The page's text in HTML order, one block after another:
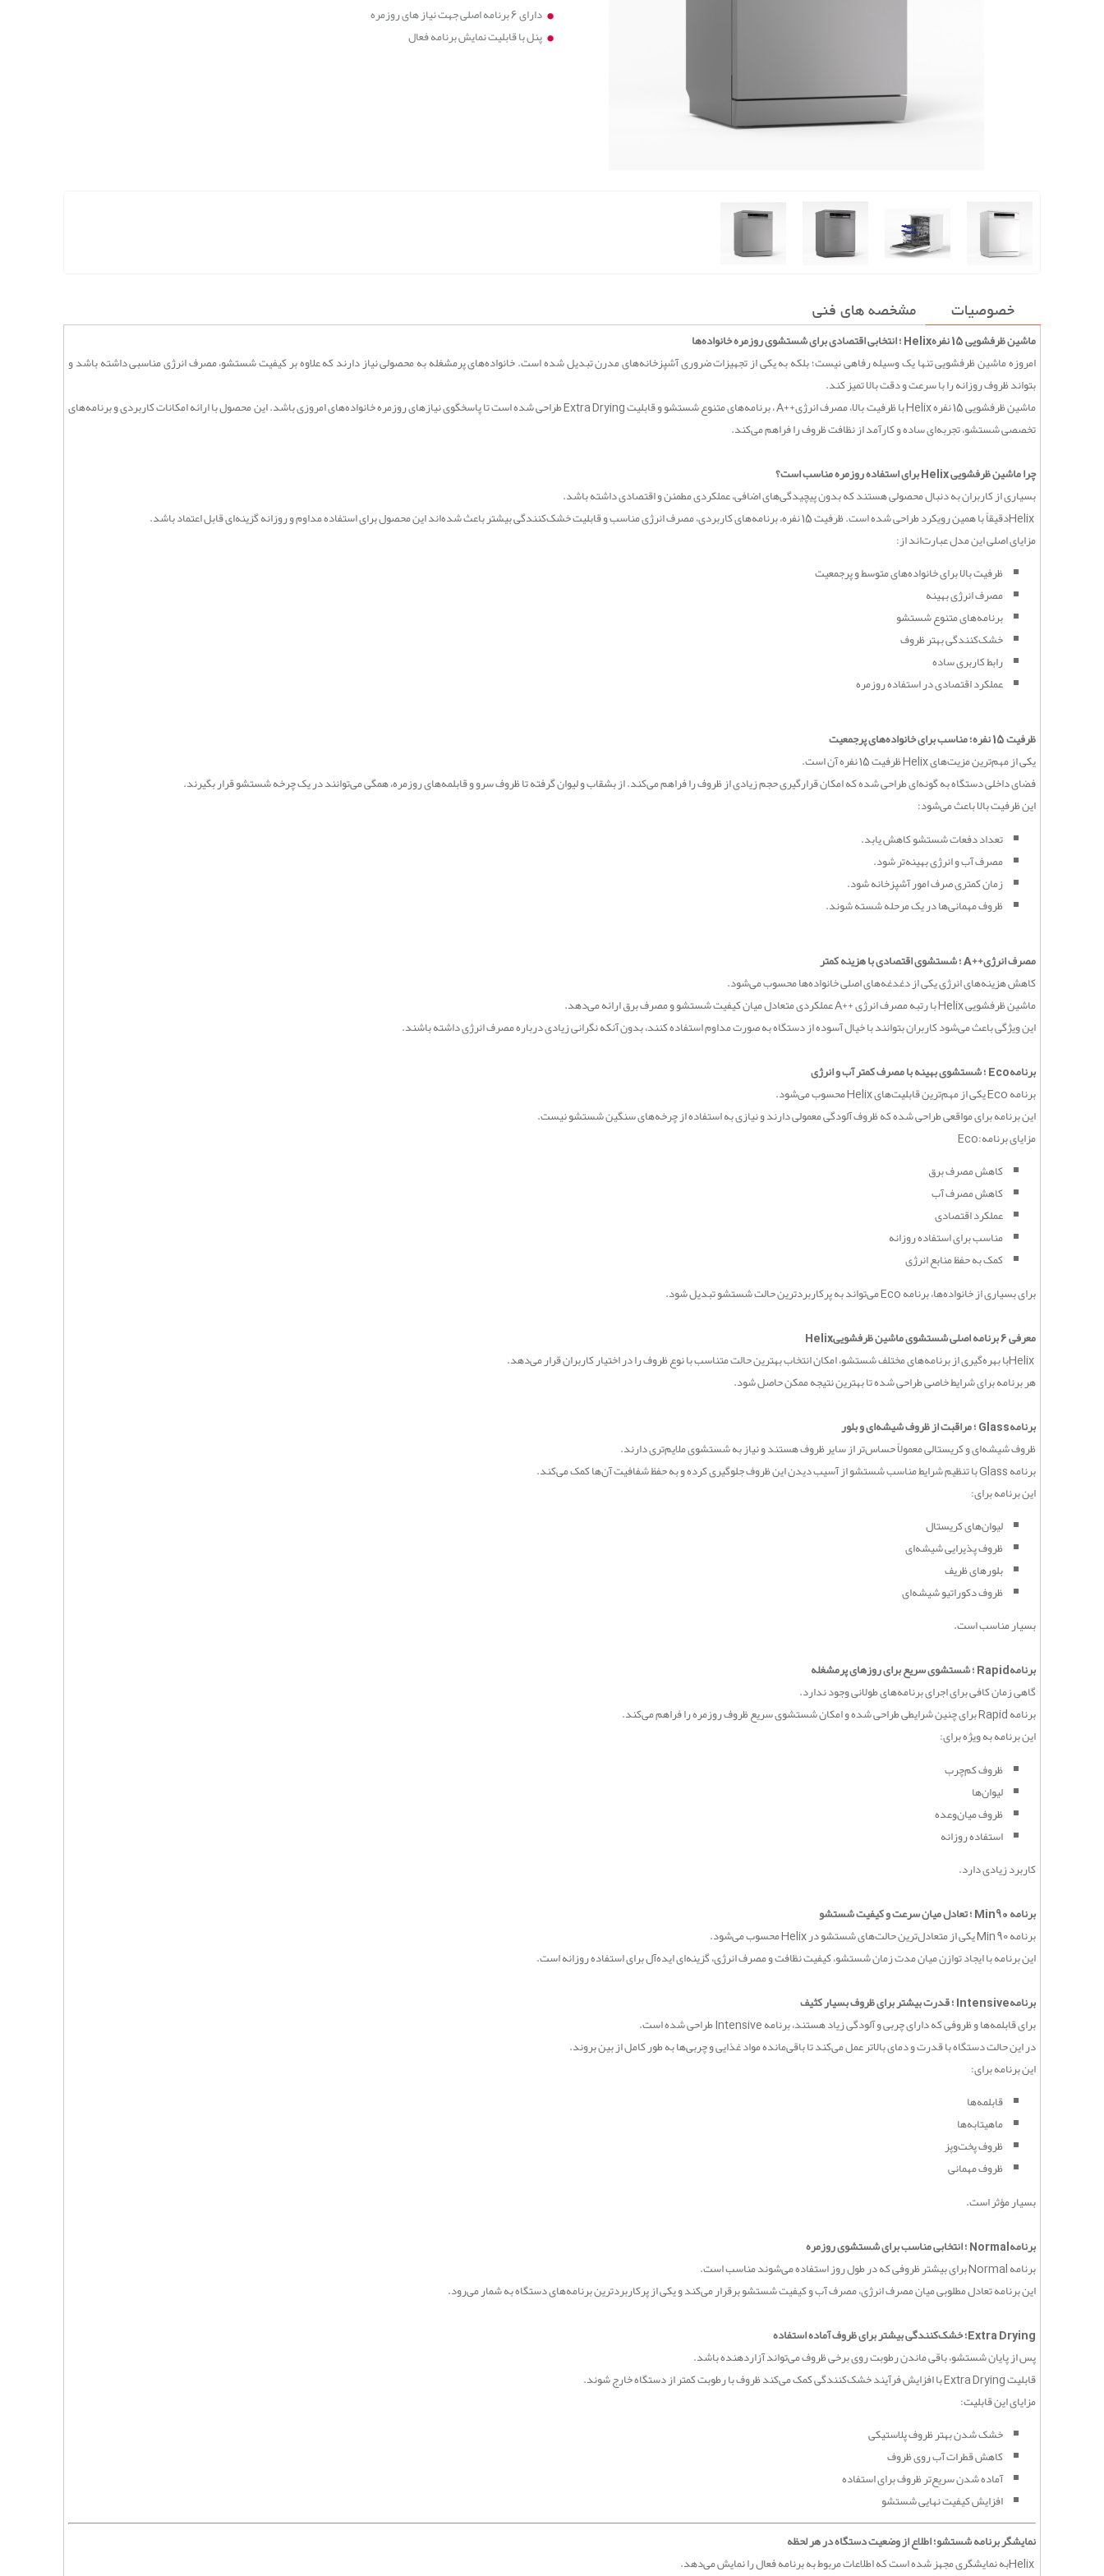
دارای 6 برنامه اصلی جهت نیاز های روزمره
پنل با قابلیت نمایش برنامه فعال
خصوصیات مشخصه های فنی
ماشین ظرفشویی 15 نفره Helix؛ انتخابی اقتصادی برای شستشوی روزمره خانواده‌ها
امروزه ماشین ظرفشویی تنها یک وسیله رفاهی نیست؛ بلکه به یکی از تجهیزات ضروری آشپزخانه‌های مدرن تبدیل شده است. خانواده‌های پرمشغله به محصولی نیاز دارند که علاوه بر کیفیت شستشو، مصرف انرژی مناسبی داشته باشد و
بتواند ظروف روزانه را با سرعت و دقت بالا تمیز کند.
ماشین ظرفشویی 15 نفره
Helixبا ظرفیت بالا، مصرف انرژیA++، برنامه‌های متنوع شستشو و قابلیتExtra Dryingطراحی شده است تا پاسخگوی نیازهای روزمره خانواده‌های امروزی باشد. این محصول با ارائه امکانات کاربردی و برنامه‌های
تخصصی شستشو، تجربه‌ای ساده و کارآمد از نظافت ظروف را فراهم می‌کند.
چرا ماشین ظرفشوییHelixبرای استفاده روزمره مناسب است؟
بسیاری از کاربران به دنبال محصولی هستند که بدون پیچیدگی‌های اضافی، عملکردی مطمئن و اقتصادی داشته باشد.
Helixدقیقاً با همین رویکرد طراحی شده است. ظرفیت 15 نفره، برنامه‌های کاربردی، مصرف انرژی مناسب و قابلیت خشک‌کنندگی بیشتر باعث شده‌اند این محصول برای استفاده مداوم و روزانه گزینه‌ای قابل اعتماد باشد
.
مزایای اصلی این مدل عبارت‌اند از:
ظرفیت بالا برای خانواده‌های متوسط و پرجمعیت
مصرف انرژی بهینه
برنامه‌های متنوع شستشو
خشک‌کنندگی بهتر ظروف
رابط کاربری ساده
عملکرد اقتصادی در استفاده روزمره
ظرفیت 15 نفره؛ مناسب برای خانواده‌های پرجمعیت
یکی از مهم‌ترین مزیت‌هایHelixظرفیت 15 نفره آن است
.
فضای داخلی دستگاه به گونه‌ای طراحی شده که امکان قرارگیری حجم زیادی از ظروف را فراهم می‌کند. از بشقاب و لیوان گرفته تا ظروف سرو و قابلمه‌های روزمره، همگی می‌توانند در یک چرخه شستشو قرار بگیرند.
این ظرفیت بالا باعث می‌شود:
تعداد دفعات شستشو کاهش یابد.
مصرف آب و انرژی بهینه‌تر شود.
زمان کمتری صرف امور آشپزخانه شود.
ظروف مهمانی‌ها در یک مرحله شسته شوند.
مصرف انرژیA++؛ شستشوی اقتصادی با هزینه کمتر
کاهش هزینه‌های انرژی یکی از دغدغه‌های اصلی خانواده‌ها محسوب می‌شود.
ماشین ظرفشوییHelixبا رتبه مصرف انرژیA++عملکردی متعادل میان کیفیت شستشو و مصرف برق ارائه می‌دهد.
این ویژگی باعث می‌شود کاربران بتوانند با خیال آسوده از دستگاه به صورت مداوم استفاده کنند، بدون آنکه نگرانی زیادی درباره مصرف انرژی داشته باشند.
برنامهEco؛ شستشوی بهینه با مصرف کمتر آب و انرژی
برنامهEcoیکی از مهم‌ترین قابلیت‌هایHelixمحسوب می‌شود.
این برنامه برای مواقعی طراحی شده که ظروف آلودگی معمولی دارند و نیازی به استفاده از چرخه‌های سنگین شستشو نیست.
مزایای برنامهEco:
کاهش مصرف برق
کاهش مصرف آب
عملکرد اقتصادی
مناسب برای استفاده روزانه
کمک به حفظ منابع انرژی
برای بسیاری از خانواده‌ها، برنامهEcoمی‌تواند به پرکاربردترین حالت شستشو تبدیل شود.
معرفی 6 برنامه اصلی شستشوی ماشین ظرفشویی
Helix
Helixبا بهره‌گیری از برنامه‌های مختلف شستشو، امکان انتخاب بهترین حالت متناسب با نوع ظروف را در اختیار کاربران قرار می‌دهد.
هر برنامه برای شرایط خاصی طراحی شده تا بهترین نتیجه ممکن حاصل شود.
برنامهGlass؛ مراقبت از ظروف شیشه‌ای و بلور
ظروف شیشه‌ای و کریستالی معمولاً حساس‌تر از سایر ظروف هستند و نیاز به شستشوی ملایم‌تری دارند.
برنامهGlassبا تنظیم شرایط مناسب شستشو از آسیب دیدن این ظروف جلوگیری کرده و به حفظ شفافیت آن‌ها کمک می‌کند.
این برنامه برای:
لیوان‌های کریستال
ظروف پذیرایی شیشه‌ای
بلورهای ظریف
ظروف دکوراتیو شیشه‌ای
بسیار مناسب است.
برنامهRapid؛ شستشوی سریع برای روزهای پرمشغله
گاهی زمان کافی برای اجرای برنامه‌های طولانی وجود ندارد.
برنامهRapidبرای چنین شرایطی طراحی شده و امکان شستشوی سریع ظروف روزمره را فراهم می‌کند.
این برنامه به ویژه برای:
ظروف کم‌چرب
لیوان‌ها
ظروف میان‌وعده
استفاده روزانه
کاربرد زیادی دارد.
برنامه 90
Min؛ تعادل میان سرعت و کیفیت شستشو
برنامه 90 Minیکی از متعادل‌ترین حالت‌های شستشو درHelixمحسوب می‌شود.
این برنامه با ایجاد توازن میان مدت زمان شستشو، کیفیت نظافت و مصرف انرژی، گزینه‌ای ایده‌آل برای استفاده روزانه است.
برنامهIntensive؛ قدرت بیشتر برای ظروف بسیار کثیف
برای قابلمه‌ها و ظروفی که دارای چربی و آلودگی زیاد هستند، برنامهIntensiveطراحی شده است.
در این حالت دستگاه با قدرت و دمای بالاتر عمل می‌کند تا باقی‌مانده مواد غذایی و چربی‌ها به طور کامل از بین بروند.
این برنامه برای:
قابلمه‌ها
ماهیتابه‌ها
ظروف پخت‌وپز
ظروف مهمانی
بسیار مؤثر است.
برنامهNormal؛ انتخابی مناسب برای شستشوی روزمره
برنامهNormalبرای بیشتر ظروفی که در طول روز استفاده می‌شوند مناسب است.
این برنامه تعادل مطلوبی میان مصرف انرژی، مصرف آب و کیفیت شستشو برقرار می‌کند و یکی از پرکاربردترین برنامه‌های دستگاه به شمار می‌رود.
Extra Drying؛ خشک‌کنندگی بیشتر برای ظروف آماده استفاده
پس از پایان شستشو، باقی ماندن رطوبت روی برخی ظروف می‌تواند آزاردهنده باشد.
قابلیتExtra Dryingبا افزایش فرآیند خشک‌کنندگی کمک می‌کند ظروف با رطوبت کمتر از دستگاه خارج شوند.
مزایای این قابلیت:
خشک شدن بهتر ظروف پلاستیکی
کاهش قطرات آب روی ظروف
آماده شدن سریع‌تر ظروف برای استفاده
افزایش کیفیت نهایی شستشو
نمایشگر برنامه شستشو؛ اطلاع از وضعیت دستگاه در هر لحظه
Helixبه نمایشگری مجهز شده است که اطلاعات مربوط به برنامه فعال را نمایش می‌دهد.